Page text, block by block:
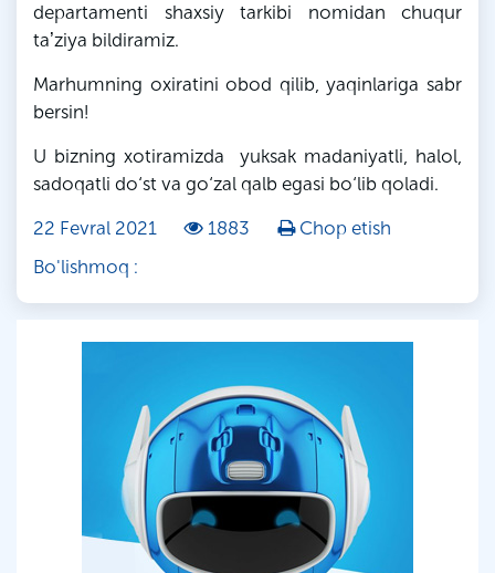
departamenti shaxsiy tarkibi nomidan chuqur
taʼziya bildiramiz.
Marhumning oxiratini obod qilib, yaqinlariga sabr
bersin!
U bizning xotiramizda yuksak madaniyatli, halol,
sadoqatli do‘st va go‘zal qalb egasi bo‘lib qoladi.
22 Fevral 2021
1883
Chop etish
Bo'lishmoq :